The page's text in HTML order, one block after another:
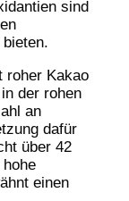
sind
roher Kakao
der rohen
an
dafür
über 42
einen